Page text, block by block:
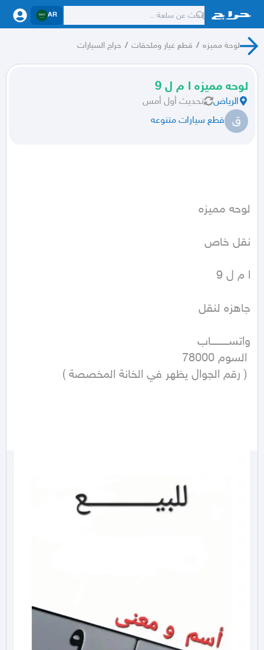
AR
لوحة مميزه / قطع غيار وملحقات / حراج السيارات
لوحه مميزه ا م ل 9
الرياض تحديث أول أمس
ق قطع سيارات متنوعه